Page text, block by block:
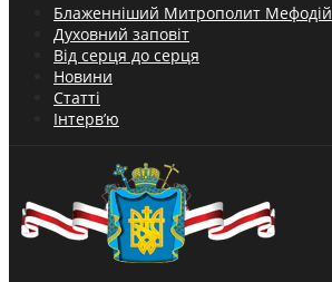
Блаженніший Митрополит Мефодій
Духовний заповіт
Від серця до серця
Новини
Статті
Інтерв’ю